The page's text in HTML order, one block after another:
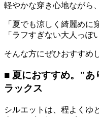
軽やかな穿き心地ながら
「夏でも涼しく綺麗めに
「ラフすぎない大人っぽ
そんな方にぜひおすすめ
■ 夏におすすめ。"あ
ラックス
シルエットは、程よくゆ